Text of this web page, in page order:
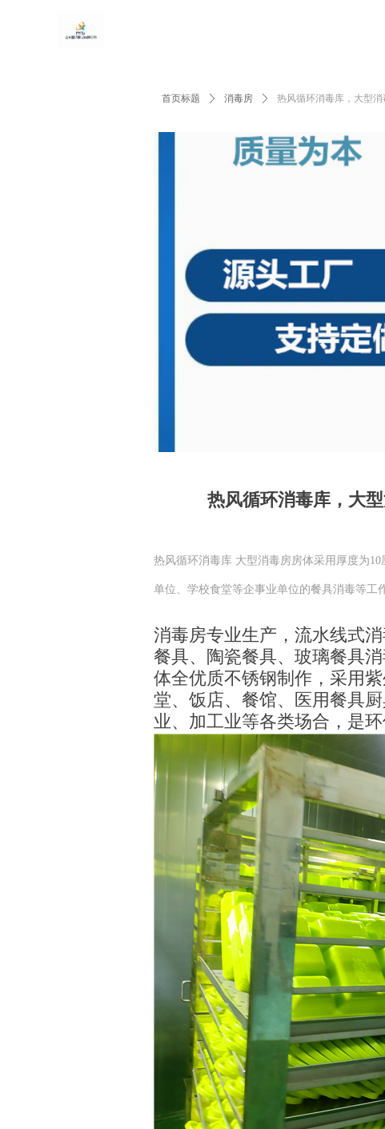
首页标题 ꄲ 消毒房 ꄲ 热风循环消毒库，大型
热风循环消毒库，大
热风循环消毒库 大型消毒房房体采用厚度为
单位、学校食堂等企事业单位的餐具消毒等工
消毒房专业生产，流水线式
餐具、陶瓷餐具、玻璃餐具
体全优质不锈钢制作，采用
堂、饭店、餐馆、医用餐具
业、加工业等各类场合，是